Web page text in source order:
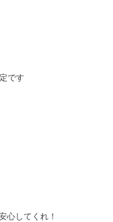
です
心してくれ！